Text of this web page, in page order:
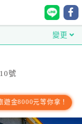
變更
號
遊金8000元等你拿！